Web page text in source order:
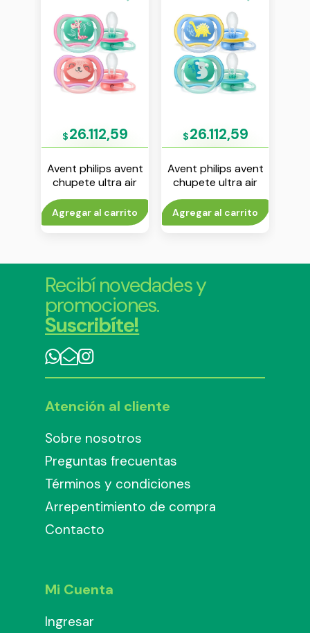
$26.112,59
Avent philips avent
chupete ultra air
18m+ nena env x 2
Agregar al carrito
$26.112,59
Avent philips avent
chupete ultra air
18m+ nene env x 2
Agregar al carrito
Recibí novedades y
promociones.
Suscribíte!
Atención al cliente
Sobre nosotros
Preguntas frecuentas
Términos y condiciones
Arrepentimiento de compra
Contacto
Mi Cuenta
Ingresar